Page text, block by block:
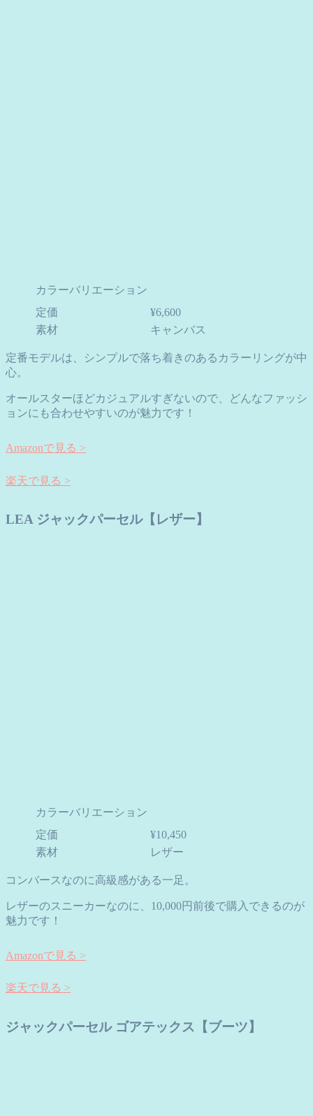
カラーバリエーション
定価
¥6,600
素材
キャンバス
定番モデルは、シンプルで落ち着きのあるカラーリングが中
心。
オールスターほどカジュアルすぎないので、どんなファッシ
ョンにも合わせやすいのが魅力です！
Amazonで見る >
楽天で見る >
LEA ジャックパーセル【レザー】
カラーバリエーション
定価
¥10,450
素材
レザー
コンバースなのに高級感がある一足。
レザーのスニーカーなのに、10,000円前後で購入できるのが
魅力です！
Amazonで見る >
楽天で見る >
ジャックパーセル ゴアテックス【ブーツ】